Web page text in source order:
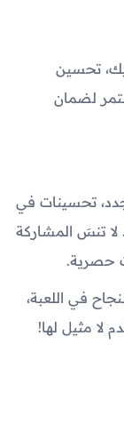
تحسين
لضمان
جدد، تحسينات في
لا تنسَ المشاركة
حصرية.
في اللعبة،
لا مثيل لها!